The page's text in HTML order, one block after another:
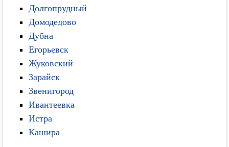
Долгопрудный
Домодедово
Дубна
Егорьевск
Жуковский
Зарайск
Звенигород
Ивантеевка
Истра
Кашира